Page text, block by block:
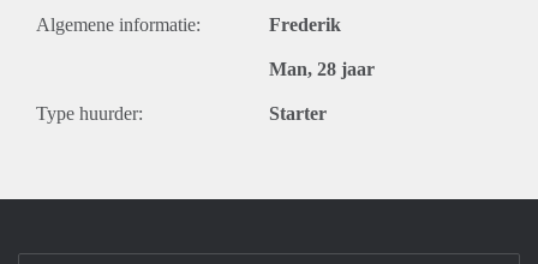
Algemene informatie: Frederik
Man, 28 jaar
Type huurder: Starter